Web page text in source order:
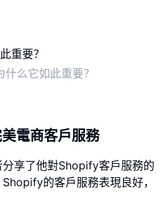
么它如此重要？
電商客戶服務
享了他對Shopify客戶服務的
的客戶服務表現良好，